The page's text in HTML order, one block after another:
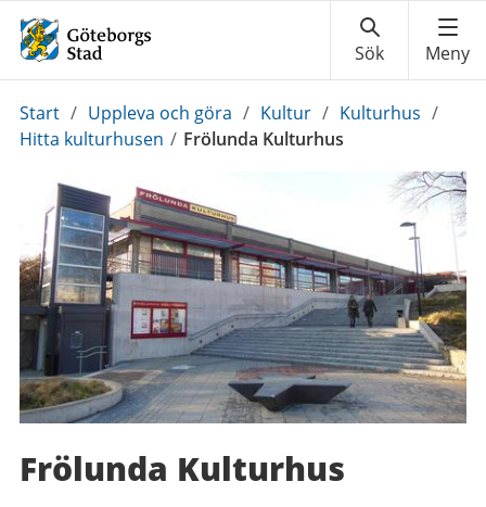
Du
är
Start / Uppleva och göra / Kultur / Kulturhus /
Hitta kulturhusen / Frölunda Kulturhus
Frölunda Kulturhus